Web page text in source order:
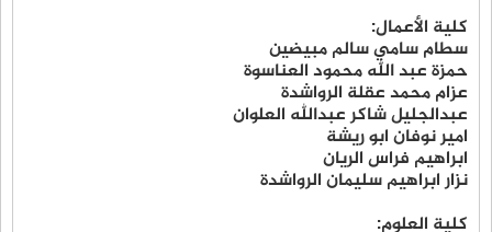
كلية الأعمال:
سطام سامي سالم مبيضين
حمزة عبد الله محمود العناسوة
عزام محمد عقلة الرواشدة
عبدالجليل شاكر عبدالله العلوان
امير نوفان ابو ريشة
ابراهيم فراس الريان
نزار ابراهيم سليمان الرواشدة
كلية العلوم: